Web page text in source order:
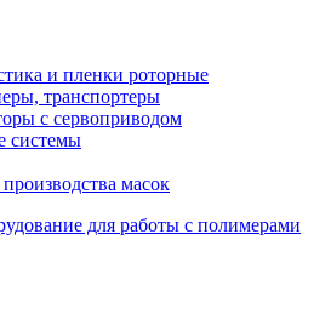
и пленки роторные
транспортеры
с сервоприводом
системы
масок